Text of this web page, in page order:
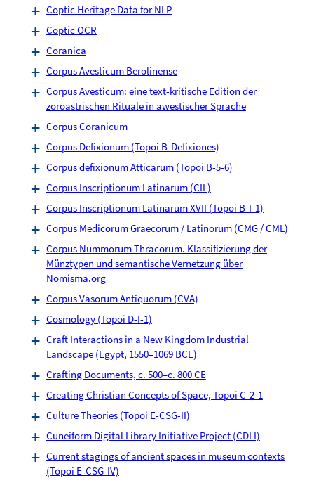
Coptic Heritage Data for NLP
Coptic OCR
Coranica
Corpus Avesticum Berolinense
Corpus Avesticum: eine text-kritische Edition der
zoroastrischen Rituale in awestischer Sprache
Corpus Coranicum
Corpus Defixionum (Topoi B-Defixiones)
Corpus defixionum Atticarum (Topoi B-5-6)
Corpus Inscriptionum Latinarum (CIL)
Corpus Inscriptionum Latinarum XVII (Topoi B-I-1)
Corpus Medicorum Graecorum / Latinorum (CMG / CML)
Corpus Nummorum Thracorum. Klassifizierung der
Münztypen und semantische Vernetzung über
Nomisma.org
Corpus Vasorum Antiquorum (CVA)
Cosmology (Topoi D-I-1)
Craft Interactions in a New Kingdom Industrial
Landscape (Egypt, 1550–1069 BCE)
Crafting Documents, c. 500–c. 800 CE
Creating Christian Concepts of Space, Topoi C-2-1
Culture Theories (Topoi E-CSG-II)
Cuneiform Digital Library Initiative Project (CDLI)
Current stagings of ancient spaces in museum contexts
(Topoi E-CSG-IV)